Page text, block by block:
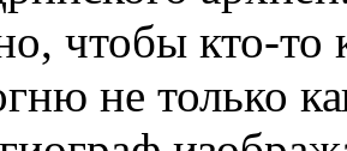
чтобы кто-
не только